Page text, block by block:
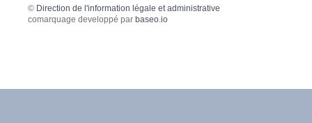
© Direction de l'information légale et administrative
comarquage developpé par baseo.io